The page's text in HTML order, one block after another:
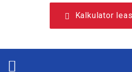
Kalkulator